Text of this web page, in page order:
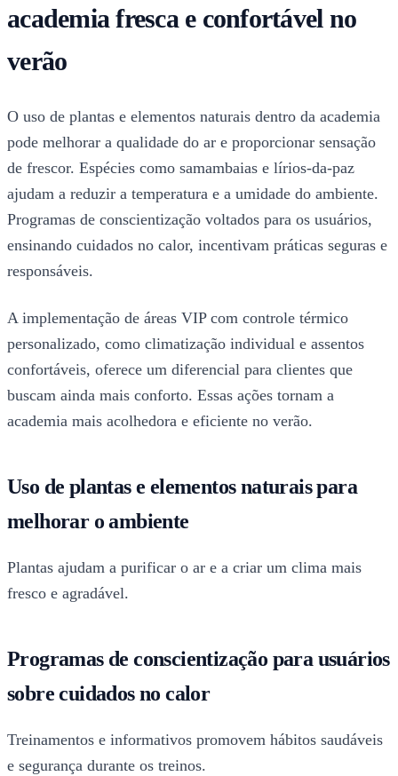
academia fresca e confortável no
verão
O uso de plantas e elementos naturais dentro da academia
pode melhorar a qualidade do ar e proporcionar sensação
de frescor. Espécies como samambaias e lírios-da-paz
ajudam a reduzir a temperatura e a umidade do ambiente.
Programas de conscientização voltados para os usuários,
ensinando cuidados no calor, incentivam práticas seguras e
responsáveis.
A implementação de áreas VIP com controle térmico
personalizado, como climatização individual e assentos
confortáveis, oferece um diferencial para clientes que
buscam ainda mais conforto. Essas ações tornam a
academia mais acolhedora e eficiente no verão.
Uso de plantas e elementos naturais para
melhorar o ambiente
Plantas ajudam a purificar o ar e a criar um clima mais
fresco e agradável.
Programas de conscientização para usuários
sobre cuidados no calor
Treinamentos e informativos promovem hábitos saudáveis
e segurança durante os treinos.